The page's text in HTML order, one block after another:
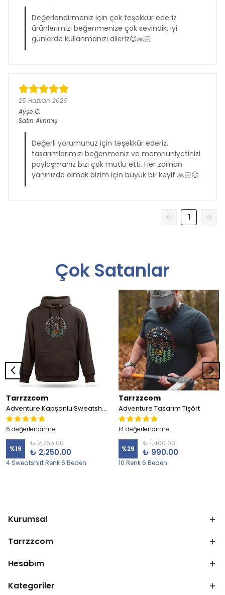
Değerlendirmeniz için çok teşekkür ederiz
ürünlerimizi beğenmenize çok sevindik, iyi
günlerde kullanmanızı dileriz😊🙏🏻
25 Haziran 2026
Ayşe C.
Satın Alınmış
Değerli yorumunuz için teşekkür ederiz,
tasarımlarımızı beğenmeniz ve memnuniyetinizi
paylaşmanız bizi çok mutlu etti. Her zaman
yanınızda olmak bizim için büyük bir keyif 🙏🏻😊
1
Çok Satanlar
Tarrzzcom
Adventure Kapşonlu Sweatshirt
6 değerlendirme
%19
₺ 2,765.00
₺ 2,250.00
4 Sweatshirt Renk 6 Beden
Tarrzzcom
Adventure Tasarım Tişört
14 değerlendirme
%29
₺ 1,400.00
₺ 990.00
10 Renk 6 Beden
Kurumsal
Tarrzzcom
Hesabım
Kategoriler